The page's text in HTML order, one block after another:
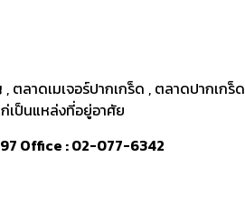
ตลาดเมเจอร์ปากเกร็ด , ตลาดปากเกร็ด
เป็นแหล่งที่อยู่อาศัย
Office : 02-077-6342